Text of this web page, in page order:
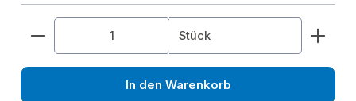
Produkt Anzahl: Gib den gewünschten Wert
Stück
In den Warenkorb